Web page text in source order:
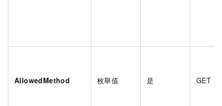
AllowedMethod 枚舉值 是 GET